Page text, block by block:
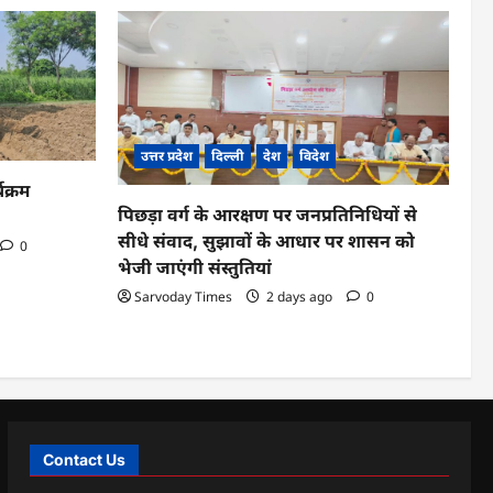
0
उत्तर प्रदेश दिल्ली देश विदेश
पिछड़ा वर्ग के आरक्षण पर जनप्रतिनिधियों से
सीधे संवाद, सुझावों के आधार पर शासन को
भेजी जाएंगी संस्तुतियां
Sarvoday Times 2 days ago 0
Contact Us